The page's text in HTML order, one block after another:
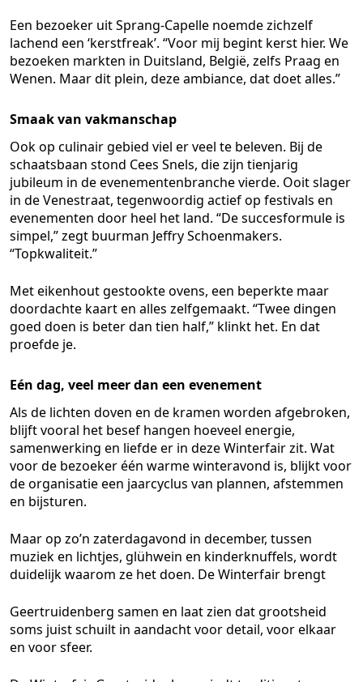
Een bezoeker uit Sprang-Capelle noemde zichzelf
lachend een ‘kerstfreak’. “Voor mij begint kerst hier. We
bezoeken markten in Duitsland, België, zelfs Praag en
Wenen. Maar dit plein, deze ambiance, dat doet alles.”
Smaak van vakmanschap
Ook op culinair gebied viel er veel te beleven. Bij de
schaatsbaan stond Cees Snels, die zijn tienjarig
jubileum in de evenementenbranche vierde. Ooit slager
in de Venestraat, tegenwoordig actief op festivals en
evenementen door heel het land. “De succesformule is
simpel,” zegt buurman Jeffry Schoenmakers.
“Topkwaliteit.”
Met eikenhout gestookte ovens, een beperkte maar
doordachte kaart en alles zelfgemaakt. “Twee dingen
goed doen is beter dan tien half,” klinkt het. En dat
proefde je.
Eén dag, veel meer dan een evenement
Als de lichten doven en de kramen worden afgebroken,
blijft vooral het besef hangen hoeveel energie,
samenwerking en liefde er in deze Winterfair zit. Wat
voor de bezoeker één warme winteravond is, blijkt voor
de organisatie een jaarcyclus van plannen, afstemmen
en bijsturen.
Maar op zo’n zaterdagavond in december, tussen
muziek en lichtjes, glühwein en kinderknuffels, wordt
duidelijk waarom ze het doen. De Winterfair brengt
Geertruidenberg samen en laat zien dat grootsheid
soms juist schuilt in aandacht voor detail, voor elkaar
en voor sfeer.